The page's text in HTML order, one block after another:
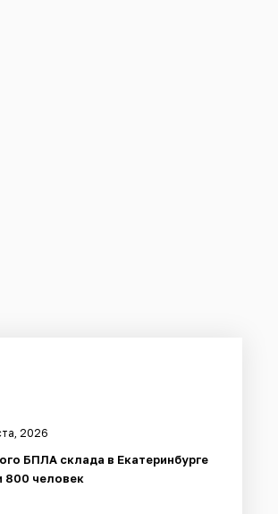
2026
БПЛА склада в Екатеринбурге
800 человек